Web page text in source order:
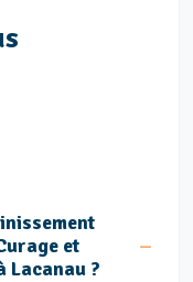
et
Lacanau ?